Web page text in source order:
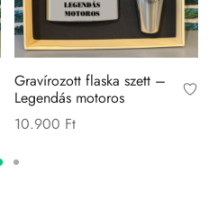
Gravírozott flaska szett –
Legendás motoros
10.900 Ft